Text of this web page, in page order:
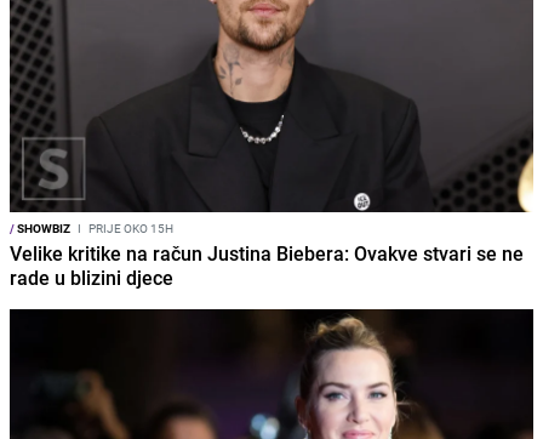
/SHOWBIZ I PRIJE OKO 15H
Velike kritike na račun Justina Biebera: Ovakve stvari se ne
rade u blizini djece